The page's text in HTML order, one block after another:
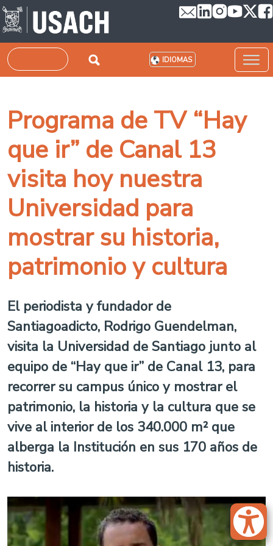
Pasar al contenido principal
Buscar IDIOMAS
Programa de TV “Hay
que ir” de Canal 13
visita hoy nuestra
Universidad para
mostrar su historia,
patrimonio y cultura
El periodista y fundador de
Santiagoadicto, Rodrigo Guendelman,
visita la Universidad de Santiago junto al
equipo de “Hay que ir” de Canal 13, para
recorrer su campus único y mostrar el
patrimonio, la historia y la cultura que se
vive al interior de los 340.000 m² que
alberga la Institución en sus 170 años de
historia.